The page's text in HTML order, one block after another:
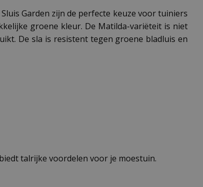
Garden zijn de perfecte keuze voor tuiniers
groene kleur. De Matilda-variëteit is niet
De sla is resistent tegen groene bladluis en
talrijke voordelen voor je moestuin.